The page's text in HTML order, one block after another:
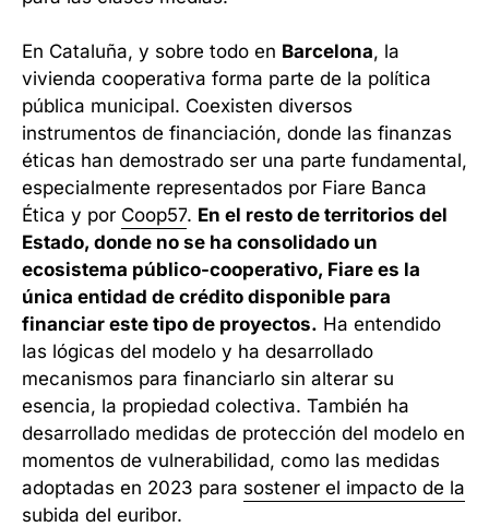
En Cataluña, y sobre todo en Barcelona, la
vivienda cooperativa forma parte de la política
pública municipal. Coexisten diversos
instrumentos de financiación, donde las finanzas
éticas han demostrado ser una parte fundamental,
especialmente representados por Fiare Banca
Ética y por Coop57. En el resto de territorios del
Estado, donde no se ha consolidado un
ecosistema público-cooperativo, Fiare es la
única entidad de crédito disponible para
financiar este tipo de proyectos. Ha entendido
las lógicas del modelo y ha desarrollado
mecanismos para financiarlo sin alterar su
esencia, la propiedad colectiva. También ha
desarrollado medidas de protección del modelo en
momentos de vulnerabilidad, como las medidas
adoptadas en 2023 para sostener el impacto de la
subida del euribor.